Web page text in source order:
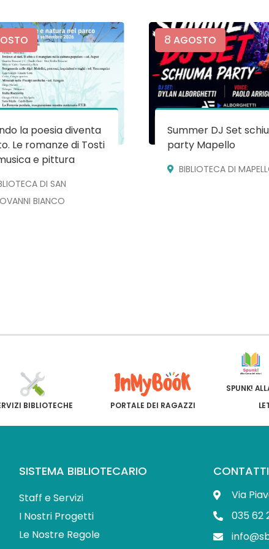
la poesia diventa
Le romanze di Tosti
e pittura
DI SAN
BIANCO
8 AGOSTO
Summer DJ Set
party Mapello
BIBLIOTECA DI
BIBLIOTECHE PORTALE DEI RAGAZZI
SPUNK!
SISTEMA BIBLIOTECARIO
Staff e Servizi
I Nostri Progetti
Le Nostre Regole
CONTATTI
Via
035 62